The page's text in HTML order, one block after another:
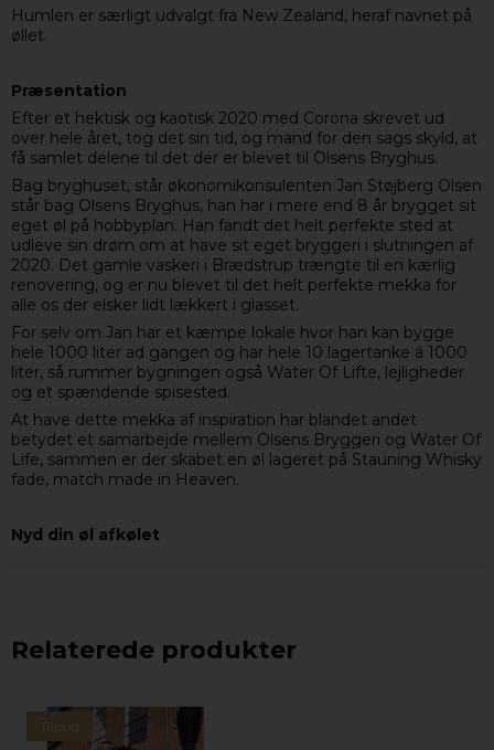
Humlen er særligt udvalgt fra New Zealand, heraf navnet på
øllet.
Præsentation
Efter et hektisk og kaotisk 2020 med Corona skrevet ud
over hele året, tog det sin tid, og mand for den sags skyld, at
få samlet delene til det der er blevet til Olsens Bryghus.
Bag bryghuset, står økonomikonsulenten Jan Støjberg Olsen
står bag Olsens Bryghus, han har i mere end 8 år brygget sit
eget øl på hobbyplan. Han fandt det helt perfekte sted at
udleve sin drøm om at have sit eget bryggeri i slutningen af
2020. Det gamle vaskeri i Brædstrup trængte til en kærlig
renovering, og er nu blevet til det helt perfekte mekka for
alle os der elsker lidt lækkert i glasset.
For selv om Jan har et kæmpe lokale hvor han kan bygge
hele 1000 liter ad gangen og har hele 10 lagertanke á 1000
liter, så rummer bygningen også Water Of Lifte, lejligheder
og et spændende spisested.
At have dette mekka af inspiration har blandet andet
betydet et samarbejde mellem Olsens Bryggeri og Water Of
Life, sammen er der skabet en øl lageret på Stauning Whisky
fade, match made in Heaven.
Nyd din øl afkølet
Relaterede produkter
Tilbud